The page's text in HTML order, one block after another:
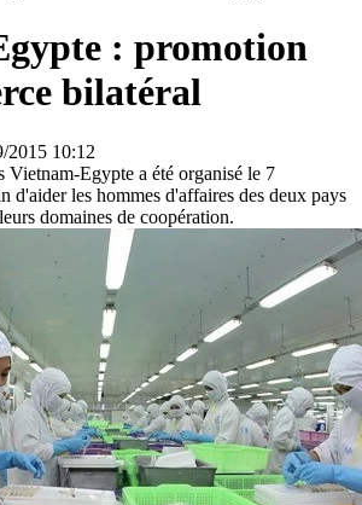
: promotion
bilatéral
2015 10:12
Vietnam-Egypte a été organisé le 7
d'aider les hommes d'affaires des deux pays
domaines de coopération.